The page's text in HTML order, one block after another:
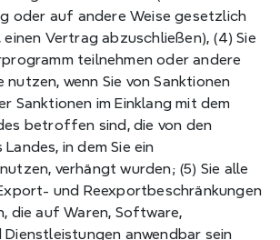
oder auf andere Weise gesetzlich
Vertrag abzuschließen), (4) Sie
teilnehmen oder andere
nutzen, wenn Sie von Sanktionen
Sanktionen im Einklang mit dem
betroffen sind, die von den
in dem Sie ein
verhängt wurden; (5) Sie alle
und Reexportbeschränkungen
die auf Waren, Software,
Dienstleistungen anwendbar sein